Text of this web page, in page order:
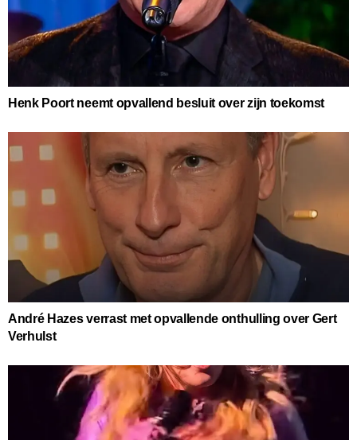
Henk Poort neemt opvallend besluit over zijn toekomst
André Hazes verrast met opvallende onthulling over Gert
Verhulst